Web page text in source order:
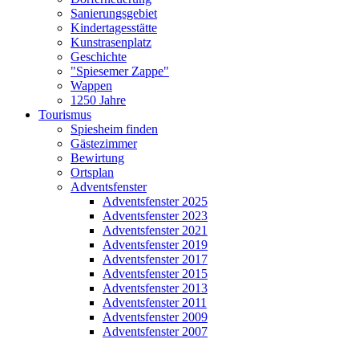
Sanierungsgebiet
Kindertagesstätte
Kunstrasenplatz
Geschichte
"Spiesemer Zappe"
Wappen
1250 Jahre
Tourismus
Spiesheim finden
Gästezimmer
Bewirtung
Ortsplan
Adventsfenster
Adventsfenster 2025
Adventsfenster 2023
Adventsfenster 2021
Adventsfenster 2019
Adventsfenster 2017
Adventsfenster 2015
Adventsfenster 2013
Adventsfenster 2011
Adventsfenster 2009
Adventsfenster 2007